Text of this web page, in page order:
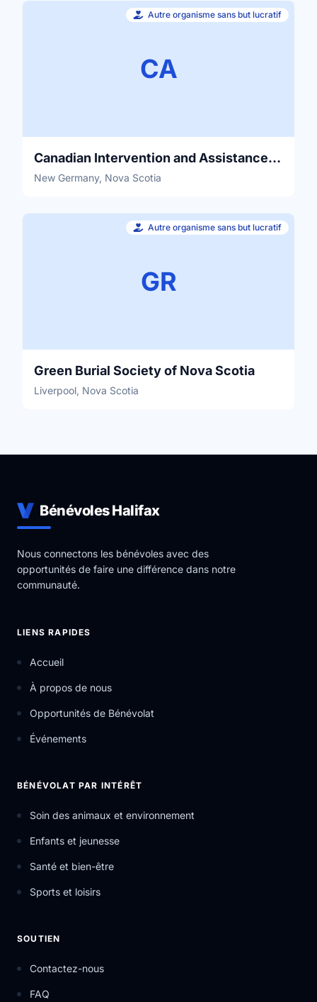
CA
Autre organisme sans but lucratif
Canadian Intervention and Assistance Dog Society
New Germany, Nova Scotia
GR
Autre organisme sans but lucratif
Green Burial Society of Nova Scotia
Liverpool, Nova Scotia
Bénévoles Halifax
Nous connectons les bénévoles avec des
opportunités de faire une différence dans notre
communauté.
LIENS RAPIDES
Accueil
À propos de nous
Opportunités de Bénévolat
Événements
BÉNÉVOLAT PAR INTÉRÊT
Soin des animaux et environnement
Enfants et jeunesse
Santé et bien-être
Sports et loisirs
SOUTIEN
Contactez-nous
FAQ